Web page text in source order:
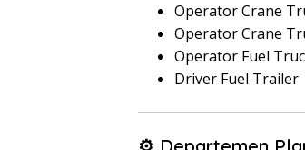
Operator Crane
Operator Crane
Operator Fuel
Driver Fuel Trailer